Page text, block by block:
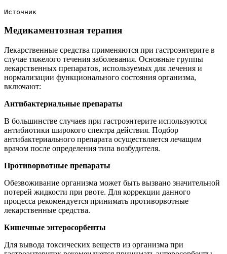
Источник
Медикаментозная терапия
Лекарственные средства применяются при гастроэнтерите в
случае тяжелого течения заболевания. Основные группы
лекарственных препаратов, используемых для лечения и
нормализации функционального состояния организма,
включают:
Антибактериальные препараты
В большинстве случаев при гастроэнтерите используются
антибиотики широкого спектра действия. Подбор
антибактериального препарата осуществляется лечащим
врачом после определения типа возбудителя.
Противорвотные препараты
Обезвоживание организма может быть вызвано значительной
потерей жидкости при рвоте. Для коррекции данного
процесса рекомендуется принимать противорвотные
лекарственные средства.
Кишечные энтеросорбенты
Для вывода токсических веществ из организма при